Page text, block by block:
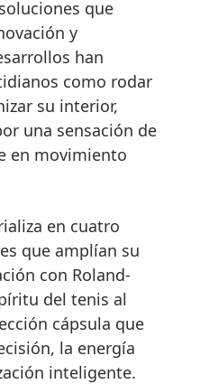
que
y
han
como rodar
su interior,
una sensación de
en movimiento
en cuatro
que amplían su
con Roland-
del tenis al
cápsula que
la energía
inteligente.